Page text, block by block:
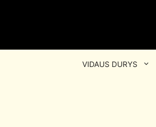
VIDAUS DURYS